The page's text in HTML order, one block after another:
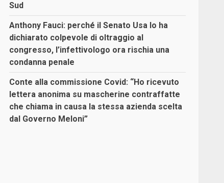
Sud
Anthony Fauci: perché il Senato Usa lo ha
dichiarato colpevole di oltraggio al
congresso, l’infettivologo ora rischia una
condanna penale
Conte alla commissione Covid: “Ho ricevuto
lettera anonima su mascherine contraffatte
che chiama in causa la stessa azienda scelta
dal Governo Meloni”